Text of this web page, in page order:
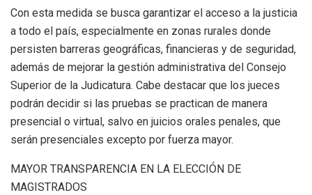
Con esta medida se busca garantizar el acceso a la justicia
a todo el país, especialmente en zonas rurales donde
persisten barreras geográficas, financieras y de seguridad,
además de mejorar la gestión administrativa del Consejo
Superior de la Judicatura. Cabe destacar que los jueces
podrán decidir si las pruebas se practican de manera
presencial o virtual, salvo en juicios orales penales, que
serán presenciales excepto por fuerza mayor.
MAYOR TRANSPARENCIA EN LA ELECCIÓN DE
MAGISTRADOS